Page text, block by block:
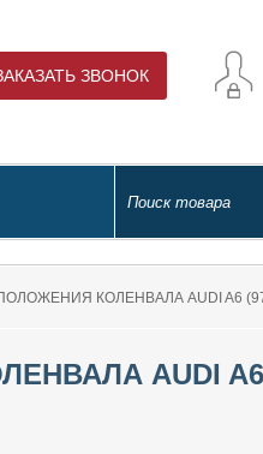
ЗВОНОК
КОЛЕНВАЛА AUDI A6 (97-
AUDI A6